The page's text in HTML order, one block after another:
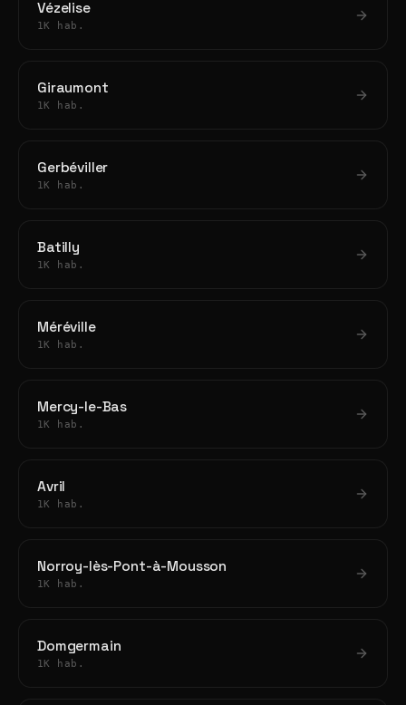
Vézelise
1K hab.
Giraumont
1K hab.
Gerbéviller
1K hab.
Batilly
1K hab.
Méréville
1K hab.
Mercy-le-Bas
1K hab.
Avril
1K hab.
Norroy-lès-Pont-à-Mousson
1K hab.
Domgermain
1K hab.